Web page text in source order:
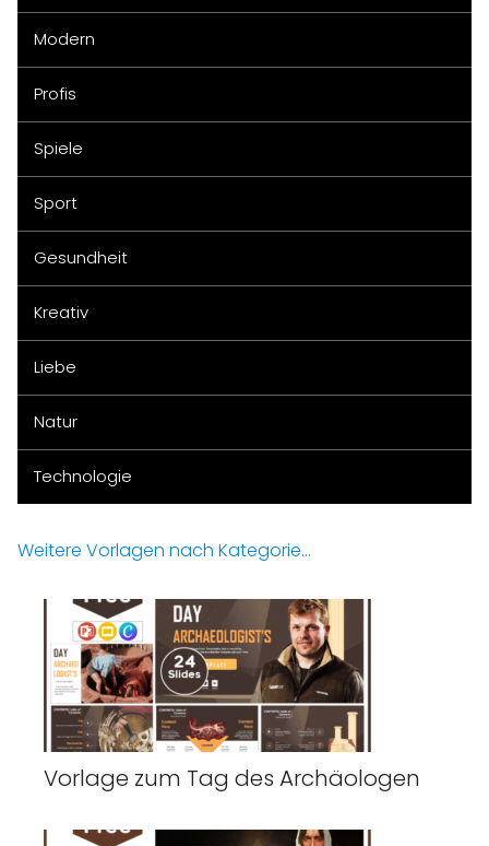
Modern
Profis
Spiele
Sport
Gesundheit
Kreativ
Liebe
Natur
Technologie
Weitere Vorlagen nach Kategorie...
Vorlage zum Tag des Archäologen